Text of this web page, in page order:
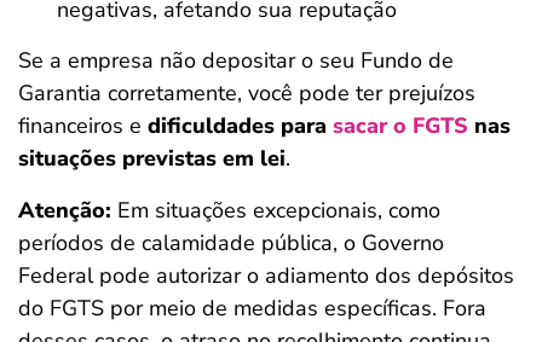
negativas, afetando sua reputação
Se a empresa não depositar o seu Fundo de
Garantia corretamente, você pode ter prejuízos
financeiros e dificuldades para sacar o FGTS nas
situações previstas em lei.
Atenção: Em situações excepcionais, como
períodos de calamidade pública, o Governo
Federal pode autorizar o adiamento dos depósitos
do FGTS por meio de medidas específicas. Fora